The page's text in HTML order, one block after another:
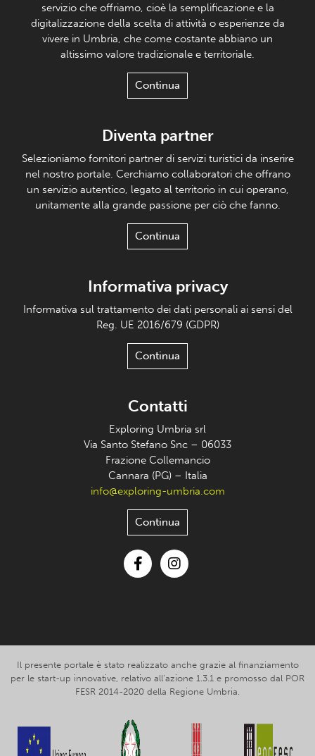
servizio che offriamo, cioè la semplificazione e la
digitalizzazione della scelta di attività o esperienze da
vivere in Umbria, che come costante abbiano un
altissimo valore tradizionale e territoriale.
Continua
Diventa partner
Selezioniamo fornitori partner di servizi turistici da inserire
nel nostro portale. Cerchiamo collaboratori che offrano
un servizio autentico, legato al territorio in cui operano,
unitamente alla grande passione per ciò che fanno.
Continua
Informativa privacy
Informativa sul trattamento dei dati personali ai sensi del
Reg. UE 2016/679 (GDPR)
Continua
Contatti
Exploring Umbria srl
Via Santo Stefano Snc – 06033
Frazione Collemancio
Cannara (PG) – Italia
info@exploring-umbria.com
Continua
Il presente portale è stato realizzato anche grazie al finanziamento
per le start-up innovative, relativo all’azione 1.3.1 e promosso dal POR
FESR 2014-2020 della Regione Umbria.